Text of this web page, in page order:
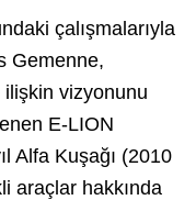
çalışmalarıyla
Gemenne,
ilişkin vizyonunu
E-LION
Alfa Kuşağı (2010
araçlar hakkında